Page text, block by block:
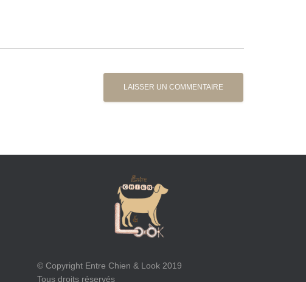
© Copyright Entre Chien & Look 2019
Tous droits réservés